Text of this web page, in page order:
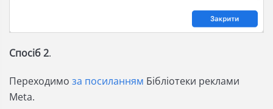
Спосіб 2.
Переходимо за посиланням Бібліотеки реклами
Meta.